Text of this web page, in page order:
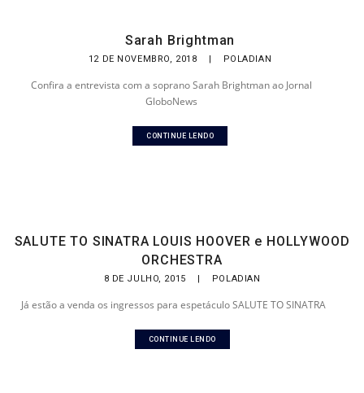
Sarah Brightman
12 DE NOVEMBRO, 2018 | POLADIAN
Confira a entrevista com a soprano Sarah Brightman ao Jornal
GloboNews
CONTINUE LENDO
SALUTE TO SINATRA LOUIS HOOVER e HOLLYWOOD
ORCHESTRA
8 DE JULHO, 2015 | POLADIAN
Já estão a venda os ingressos para espetáculo SALUTE TO SINATRA
CONTINUE LENDO